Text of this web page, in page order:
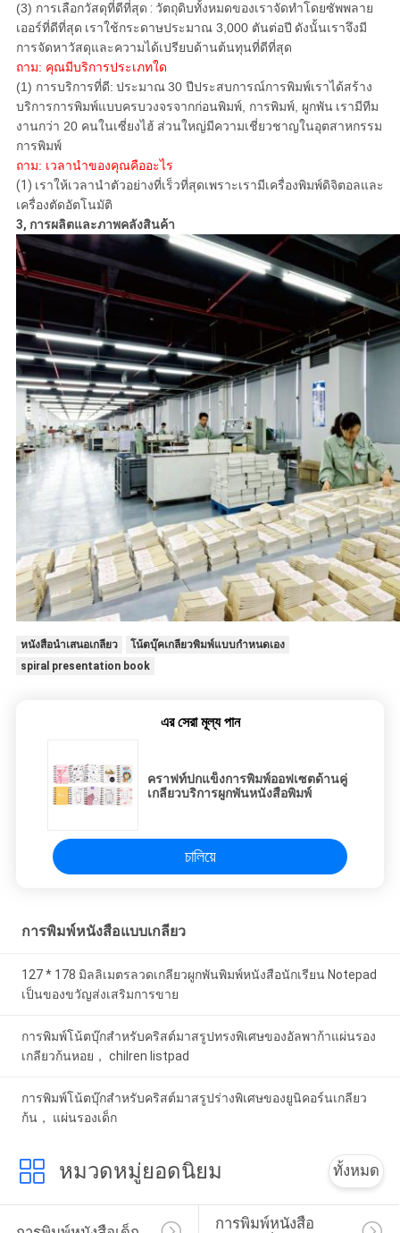
(3) การเลือกวัสดุที่ดีที่สุด : วัตถุดิบทั้งหมดของเราจัดทำโดยซัพพลาย
เออร์ที่ดีที่สุด เราใช้กระดาษประมาณ 3,000 ตันต่อปี ดังนั้นเราจึงมี
การจัดหาวัสดุและความได้เปรียบด้านต้นทุนที่ดีที่สุด
ถาม: คุณมีบริการประเภทใด
(1) การบริการที่ดี: ประมาณ30 ปีประสบการณ์การพิมพ์เราได้สร้าง
บริการการพิมพ์แบบครบวงจรจากก่อนพิมพ์, การพิมพ์, ผูกพัน เรามีทีม
งานกว่า 20 คนในเซี่ยงไฮ้ ส่วนใหญ่มีความเชี่ยวชาญในอุตสาหกรรม
การพิมพ์
ถาม: เวลานำของคุณคืออะไร
(1) เราให้เวลานำตัวอย่างที่เร็วที่สุดเพราะเรามีเครื่องพิมพ์ดิจิตอลและ
เครื่องตัดอัตโนมัติ
3, การผลิตและภาพคลังสินค้า
หนังสือนำเสนอเกลียว
โน้ตบุ๊คเกลียวพิมพ์แบบกำหนดเอง
spiral presentation book
এর সেরা মূল্য পান
คราฟท์ปกแข็งการพิมพ์ออฟเซตด้านคู่
เกลียวบริการผูกพันหนังสือพิมพ์
চালিয়ে
การพิมพ์หนังสือแบบเกลียว
127 * 178 มิลลิเมตรลวดเกลียวผูกพันพิมพ์หนังสือนักเรียน Notepad
เป็นของขวัญส่งเสริมการขาย
การพิมพ์โน้ตบุ๊กสำหรับคริสต์มาสรูปทรงพิเศษของอัลพาก้าแผ่นรอง
เกลียวก้นหอย， chilren listpad
การพิมพ์โน้ตบุ๊กสำหรับคริสต์มาสรูปร่างพิเศษของยูนิคอร์นเกลียว
ก้น， แผ่นรองเด็ก
หมวดหมู่ยอดนิยม ทั้งหมด
การพิมพ์หนังสือ